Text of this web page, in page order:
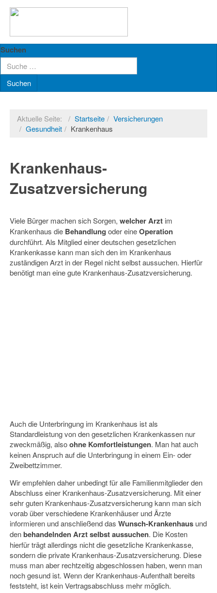
Suchen
Suchen
Aktuelle Seite: Startseite
Versicherungen
Gesundheit
Krankenhaus
Krankenhaus-
Zusatzversicherung
Viele Bürger machen sich Sorgen, welcher Arzt im
Krankenhaus die Behandlung oder eineOperation
durchführt. Als Mitglied einer deutschen gesetzlichen
Krankenkasse kann man sich den im Krankenhaus
zuständigen Arzt in der Regel nicht selbst aussuchen. Hierfür
benötigt man eine gute Krankenhaus-Zusatzversicherung.
Auch die Unterbringung im Krankenhaus ist als
Standardleistung von den gesetzlichen Krankenkassen nur
zweckmäßig, alsoohne Komfortleistungen. Man hat auch
keinen Anspruch auf die Unterbringung in einem Ein- oder
Zweibettzimmer.
Wir empfehlen daher unbedingt für alle Familienmitglieder den
Abschluss einer Krankenhaus-Zusatzversicherung. Mit einer
sehr guten Krankenhaus-Zusatzversicherung kann man sich
vorab über verschiedene Krankenhäuser und Ärzte
informieren und anschließend das Wunsch-Krankenhaus und
den behandelnden Arztselbst aussuchen. Die Kosten
hierfür trägt allerdings nicht die gesetzliche Krankenkasse,
sondern die private Krankenhaus-Zusatzversicherung. Diese
muss man aber rechtzeitig abgeschlossen haben, wenn man
noch gesund ist. Wenn der Krankenhaus-Aufenthalt bereits
feststeht, ist kein Vertragsabschluss mehr möglich.